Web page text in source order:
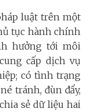
luật trên một
tục hành chính
hưởng tới môi
cấp dịch vụ
có tình trạng
tránh, đùn đẩy,
sẻ dữ liệu hai